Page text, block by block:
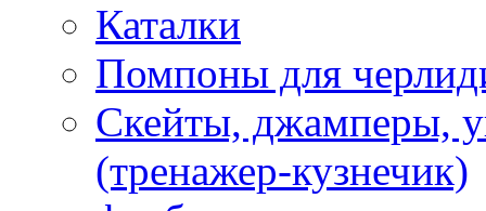
Каталки
Помпоны для
Скейты, джамперы,
(тренажер-кузнечик)